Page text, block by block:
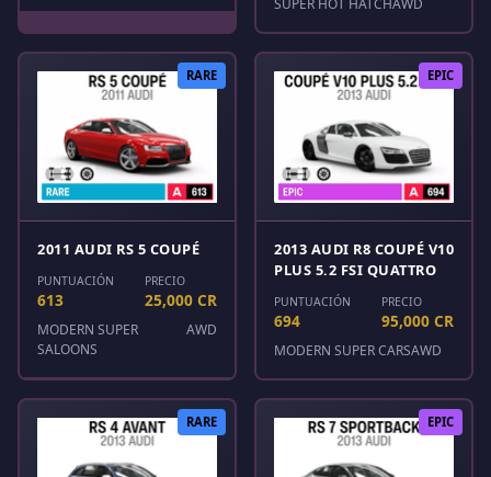
RARE
2011 AUDI RS 5 COUPÉ
PUNTUACIÓN
613
PRECIO
25,000 CR
MODERN SUPER
SALOONS
AWD
EPIC
2013 AUDI R8 COUPÉ V10
PLUS 5.2 FSI QUATTRO
PUNTUACIÓN
694
PRECIO
95,000 CR
MODERN SUPER CARSAWD
RARE EPIC